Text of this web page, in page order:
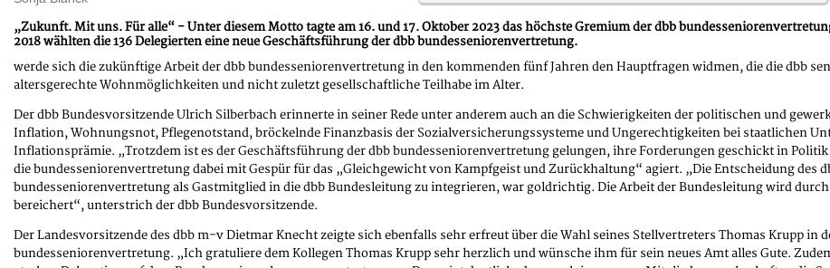
„Zukunft. Mit uns. Für alle“ - Unter diesem Motto tagte am 16. und 17. Oktober 2023 das höchste Gremium der dbb
2018 wählten die 136 Delegierten eine neue Geschäftsführung der dbb bundesseniorenvertretung.
werde sich die zukünftige Arbeit der dbb bundesseniorenvertretung in den kommenden fünf Jahren den Hauptfragen widmen, die die dbb
altersgerechte Wohnmöglichkeiten und nicht zuletzt gesellschaftliche Teilhabe im Alter.
Der dbb Bundesvorsitzende Ulrich Silberbach erinnerte in seiner Rede unter anderem auch an die Schwierigkeiten der politischen und
Inflation, Wohnungsnot, Pflegenotstand, bröckelnde Finanzbasis der Sozialversicherungssysteme und Ungerechtigkeiten bei staatlichen
Inflationsprämie. „Trotzdem ist es der Geschäftsführung der dbb bundesseniorenvertretung gelungen, ihre Forderungen geschickt in
die bundesseniorenvertretung dabei mit Gespür für das „Gleichgewicht von Kampfgeist und Zurückhaltung“ agiert. „Die Entscheidung des
bundesseniorenvertretung als Gastmitglied in die dbb Bundesleitung zu integrieren, war goldrichtig. Die Arbeit der Bundesleitung wird
bereichert“, unterstrich der dbb Bundesvorsitzende.
Der Landesvorsitzende des dbb m-v Dietmar Knecht zeigte sich ebenfalls sehr erfreut über die Wahl seines Stellvertreters Thomas Krupp in
bundesseniorenvertretung. „Ich gratuliere dem Kollegen Thomas Krupp sehr herzlich und wünsche ihm für sein neues Amt alles Gute.